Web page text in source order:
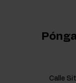
Calle